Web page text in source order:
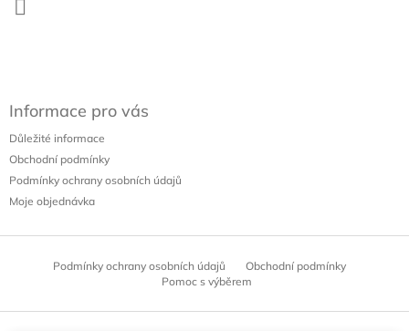
Informace pro vás
Důležité informace
Obchodní podmínky
Podmínky ochrany osobních údajů
Moje objednávka
Podmínky ochrany osobních údajů
Obchodní podmínky
Pomoc s výběrem